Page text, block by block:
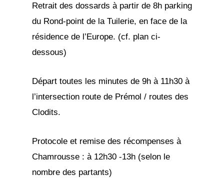
Retrait des dossards à partir de 8h parking
du Rond-point de la Tuilerie, en face de la
résidence de l’Europe. (cf. plan ci-
dessous)
Départ toutes les minutes de 9h à 11h30 à
l’intersection route de Prémol / routes des
Clodits.
Protocole et remise des récompenses à
Chamrousse : à 12h30 -13h (selon le
nombre des partants)